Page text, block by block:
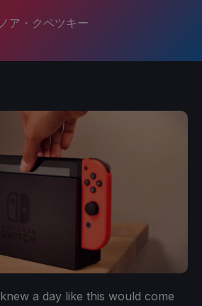
ノア・クペツキー
a day like this would come